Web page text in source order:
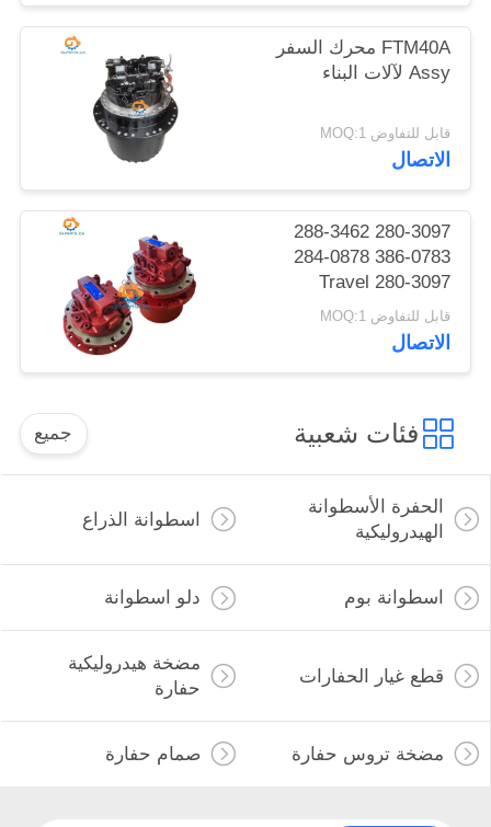
FTM40A محرك السفر
Assy لآلات البناء
قابل للتفاوض MOQ:1
الاتصال
280-3097 288-3462
386-0783 284-0878
280-3097 Travel
Gearbox with Motor for
303.5D 303.5E 303C
Excavator
قابل للتفاوض MOQ:1
الاتصال
فئات شعبية جميع
الحفرة الأسطوانة
الهيدروليكية
اسطوانة الذراع
اسطوانة بوم دلو اسطوانة
قطع غيار الحفارات
مضخة هيدروليكية
حفارة
مضخة تروس حفارة صمام حفارة